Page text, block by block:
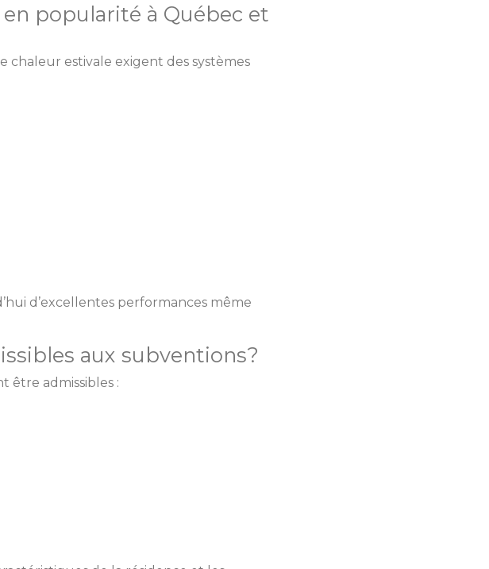
popularité à Québec et
chaleur estivale exigent des systèmes
d’excellentes performances même
aux subventions?
être admissibles :